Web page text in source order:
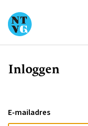
Kruimelpad
Inloggen
E-mailadres